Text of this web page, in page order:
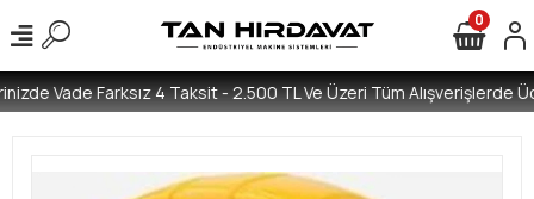
Vade Farksız 4 Taksit - 2.500 TL Ve Üzeri Tüm Alışverişlerde
0